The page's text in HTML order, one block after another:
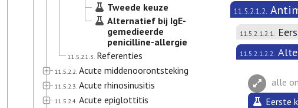
Tweede keuze
Alternatief bij IgE-
gemedieerde
penicilline-allergie
11.5.2.1.3. Referenties
11.5.2.2. Acute middenoorontsteking
11.5.2.3. Acute rhinosinusitis
11.5.2.4. Acute epiglottitis
11.5.2.1.2.
11.5.2.1.2.1.
11.5.2.1.2.2.
alle
Eerste